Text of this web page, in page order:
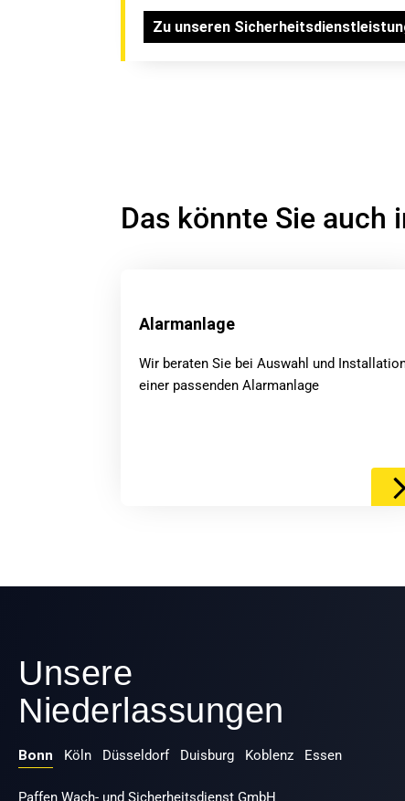
Zu unseren
Das könnte Sie auch
Alarmanlage
Wir beraten Sie bei Auswahl und
einer passenden Alarmanlage
Unsere
Niederlassungen
Bonn Köln Düsseldorf Duisburg Koblenz Essen